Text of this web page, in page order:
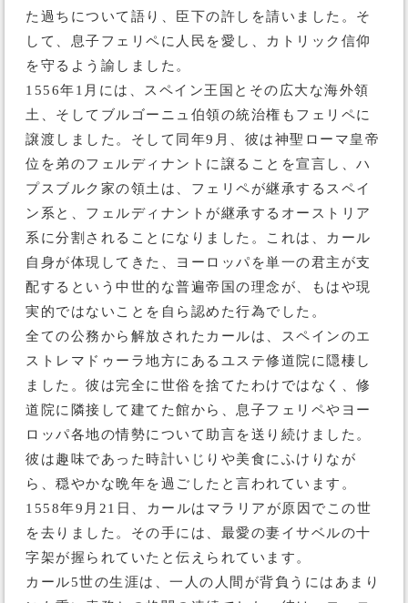
た過ちについて語り、臣下の許しを請いました。そ
して、息子フェリペに人民を愛し、カトリック信仰
を守るよう諭しました。
1556年1月には、スペイン王国とその広大な海外領
土、そしてブルゴーニュ伯領の統治権もフェリペに
譲渡しました。そして同年9月、彼は神聖ローマ皇帝
位を弟のフェルディナントに譲ることを宣言し、ハ
プスブルク家の領土は、フェリペが継承するスペイ
ン系と、フェルディナントが継承するオーストリア
系に分割されることになりました。これは、カール
自身が体現してきた、ヨーロッパを単一の君主が支
配するという中世的な普遍帝国の理念が、もはや現
実的ではないことを自ら認めた行為でした。
全ての公務から解放されたカールは、スペインのエ
ストレマドゥーラ地方にあるユステ修道院に隠棲し
ました。彼は完全に世俗を捨てたわけではなく、修
道院に隣接して建てた館から、息子フェリペやヨー
ロッパ各地の情勢について助言を送り続けました。
彼は趣味であった時計いじりや美食にふけりなが
ら、穏やかな晩年を過ごしたと言われています。
1558年9月21日、カールはマラリアが原因でこの世
を去りました。その手には、最愛の妻イサベルの十
字架が握られていたと伝えられています。
カール5世の生涯は、一人の人間が背負うにはあまり